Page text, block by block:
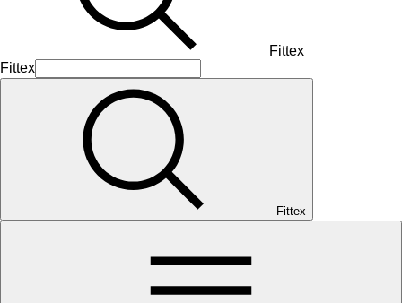
Fittex
Fittex
Fittex